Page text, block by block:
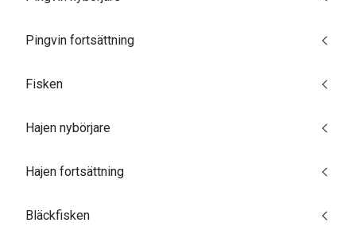
Pingvin fortsättning
Fisken
Hajen nybörjare
Hajen fortsättning
Bläckfisken